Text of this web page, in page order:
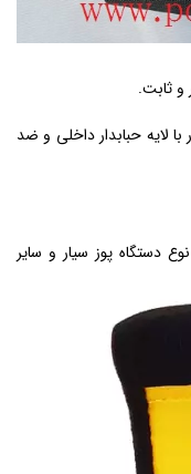
و ثابت.
لایه حبابدار داخلی و ضد
دستگاه پوز سیار و سایر